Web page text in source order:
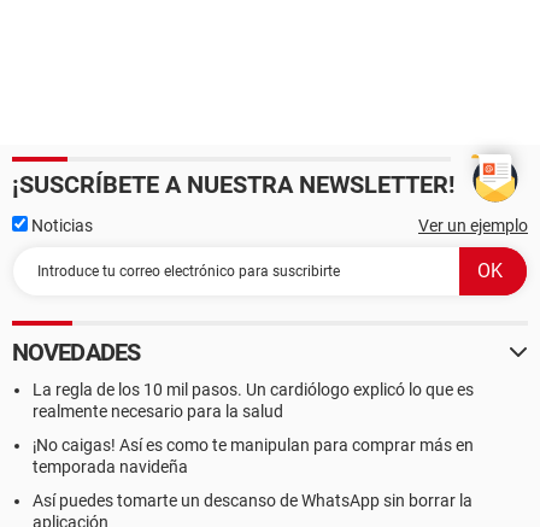
¡SUSCRÍBETE A NUESTRA NEWSLETTER!
Noticias Ver un ejemplo
NOVEDADES
La regla de los 10 mil pasos. Un cardiólogo explicó lo que es
realmente necesario para la salud
¡No caigas! Así es como te manipulan para comprar más en
temporada navideña
Así puedes tomarte un descanso de WhatsApp sin borrar la
aplicación